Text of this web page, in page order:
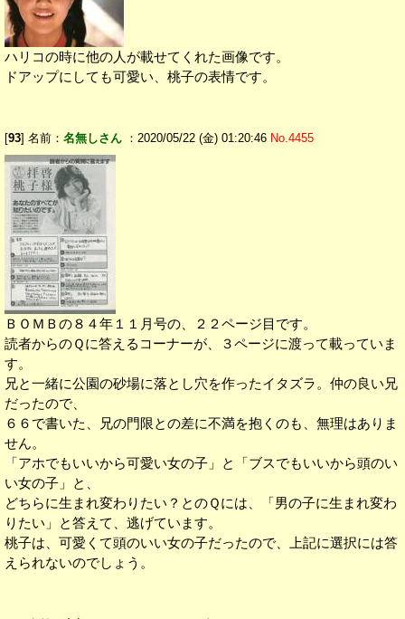
ハリコの時に他の人が載せてくれた画像です。
ドアップにしても可愛い、桃子の表情です。
[93] 名前： 名無しさん ：2020/05/22 (金) 01:20:46 No.4455
ＢＯＭＢの８４年１１月号の、２２ページ目です。
読者からのＱに答えるコーナーが、３ページに渡って載っていま
す。
兄と一緒に公園の砂場に落とし穴を作ったイタズラ。仲の良い兄
だったので、
６６で書いた、兄の門限との差に不満を抱くのも、無理はありま
せん。
「アホでもいいから可愛い女の子」と「ブスでもいいから頭のい
い女の子」と、
どちらに生まれ変わりたい？とのＱには、「男の子に生まれ変わ
りたい」と答えて、逃げています。
桃子は、可愛くて頭のいい女の子だったので、上記に選択には答
えられないのでしょう。